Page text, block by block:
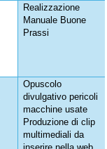
Realizzazione
Manuale Buone
Prassi
Opuscolo
divulgativo pericoli
macchine usate
Produzione di clip
multimediali da